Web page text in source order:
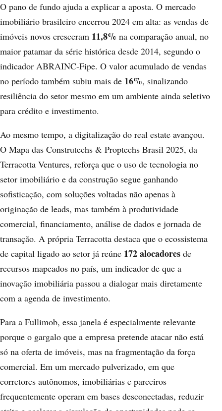
O pano de fundo ajuda a explicar a aposta. O mercado
imobiliário brasileiro encerrou 2024 em alta: as vendas de
imóveis novos cresceram 11,8% na comparação anual, no
maior patamar da série histórica desde 2014, segundo o
indicador ABRAINC-Fipe. O valor acumulado de vendas
no período também subiu mais de 16%, sinalizando
resiliência do setor mesmo em um ambiente ainda seletivo
para crédito e investimento.
Ao mesmo tempo, a digitalização do real estate avançou.
O Mapa das Construtechs & Proptechs Brasil 2025, da
Terracotta Ventures, reforça que o uso de tecnologia no
setor imobiliário e da construção segue ganhando
sofisticação, com soluções voltadas não apenas à
originação de leads, mas também à produtividade
comercial, financiamento, análise de dados e jornada de
transação. A própria Terracotta destaca que o ecossistema
de capital ligado ao setor já reúne 172 alocadores de
recursos mapeados no país, um indicador de que a
inovação imobiliária passou a dialogar mais diretamente
com a agenda de investimento.
Para a Fullimob, essa janela é especialmente relevante
porque o gargalo que a empresa pretende atacar não está
só na oferta de imóveis, mas na fragmentação da força
comercial. Em um mercado pulverizado, em que
corretores autônomos, imobiliárias e parceiros
frequentemente operam em bases desconectadas, reduzir